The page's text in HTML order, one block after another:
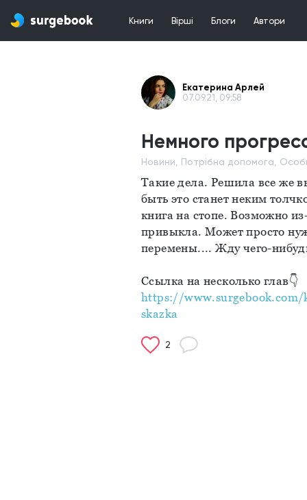
Книги Вірші Блоги Автори
Екатерина Арлей
07.09.21, 09:58
Немного
Новини, Потрібна допомога,
Такие дела. Решила все же
быть это станет неким
книга на стопе. Возможно
привыкла. Может просто
перемены.... Жду чего-
Ссылка на несколько глав👇
https://
skazka
2